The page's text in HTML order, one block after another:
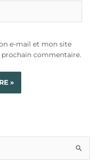
e-mail et mon site
commentaire.